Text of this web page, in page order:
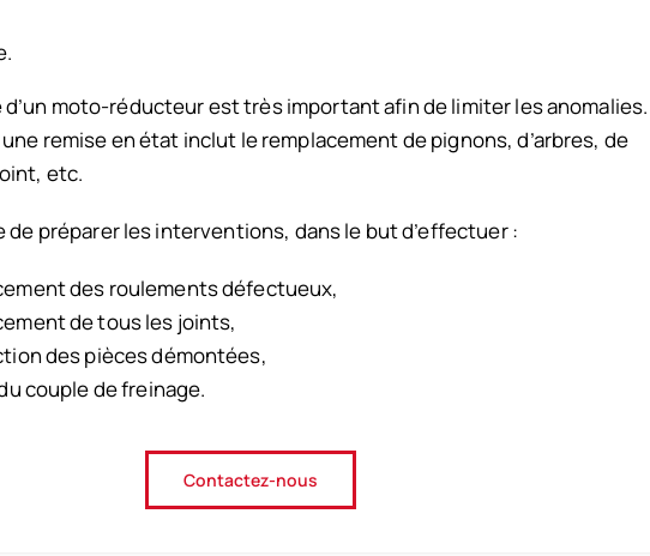
d’un moto-réducteur est très important afin de limiter les anomalies.
remise en état inclut le remplacement de pignons, d’arbres, de
etc.
de préparer les interventions, dans le but d’effectuer :
des roulements défectueux,
de tous les joints,
des pièces démontées,
couple de freinage.
Contactez-nous